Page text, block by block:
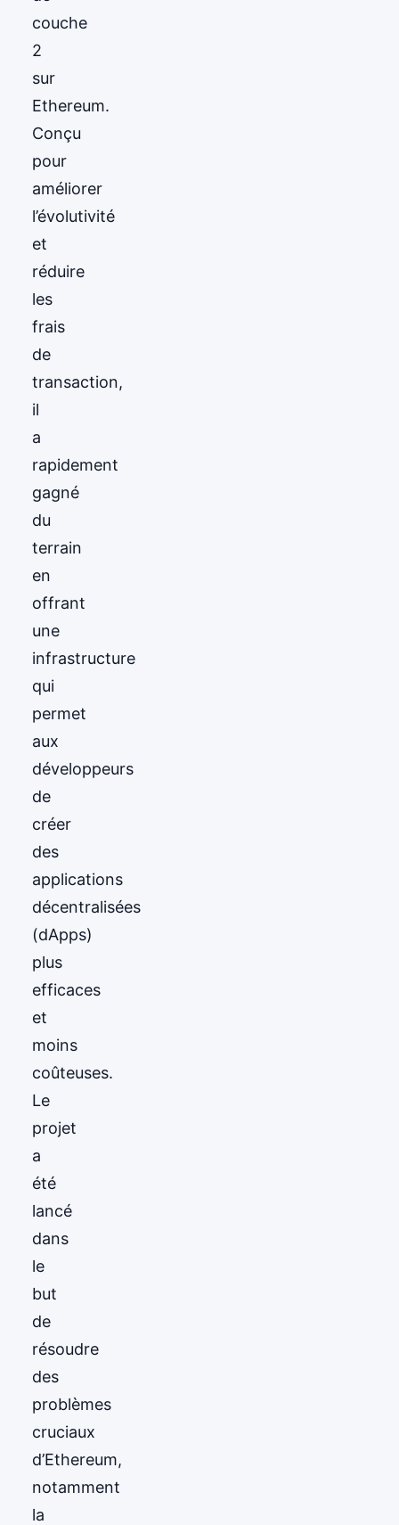
couche
2
sur
Ethereum.
Conçu
pour
améliorer
l’évolutivité
et
réduire
les
frais
de
transaction,
il
a
rapidement
gagné
du
terrain
en
offrant
une
infrastructure
qui
permet
aux
développeurs
de
créer
des
applications
décentralisées
(dApps)
plus
efficaces
et
moins
coûteuses.
Le
projet
a
été
lancé
dans
le
but
de
résoudre
des
problèmes
cruciaux
d’Ethereum,
notamment
la